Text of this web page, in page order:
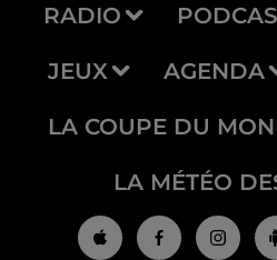
RADIO
JEUX AGENDA
LA COUPE DU
LA MÉTÉO